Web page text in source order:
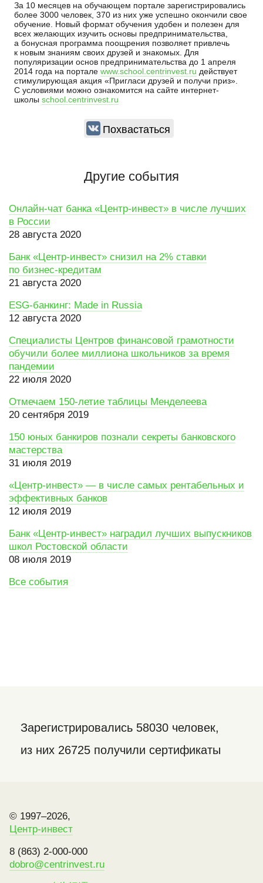
За 10 месяцев на обучающем портале зарегистрировались
более 3000 человек, 370 из них уже успешно окончили свое
обучение. Новый формат обучения удобен и полезен для
всех желающих изучить основы предпринимательства,
а бонусная программа поощрения позволяет привлечь
к новым знаниям своих друзей и знакомых. Для
популяризации основ предпринимательства до 1 апреля
2014 года на порталеwww.school.centrinvest.ru действует
стимулирующая акция «Пригласи друзей и получи приз».
С условиями можно ознакомится на сайте интернет-
школыschool.centrinvest.ru
Похвастаться
Другие события
Онлайн-чат банка «Центр-инвест» в числе лучших
в России
28 августа 2020
Банк «Центр-инвест» снизил на 2% ставки
по бизнес-кредитам
21 августа 2020
ESG-банкинг: Made in Russia
12 августа 2020
Специалисты Центров финансовой грамотности
обучили более миллиона школьников за время
пандемии
22 июля 2020
Отмечаем 150-летие таблицы Менделеева
20 сентября 2019
150 юных банкиров познали секреты банковского
мастерства
31 июля 2019
«Центр-инвест» — в числе самых рентабельных и
эффективных банков
12 июля 2019
Банк «Центр-инвест» наградил лучших выпускников
школ Ростовской области
08 июля 2019
Все события
Зарегистрировались 58030 человек,
из них 26725 получили сертификаты
© 1997–2026,
Центр-инвест
8 (863) 2-000-000
dobro@centrinvest.ru